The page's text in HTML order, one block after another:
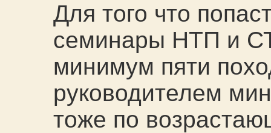
Для того что
семинары НТП и
минимум пяти
руководителем
тоже по